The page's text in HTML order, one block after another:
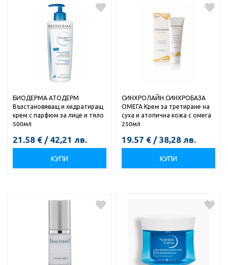
БИОДЕРМА АТОДЕРМ
Възстановяващ и хидратиращ
крем с парфюм за лице и тяло
500мл
21.58 € / 42,21 лв.
КУПИ
СИНХРОЛАЙН СИНХРОБАЗА
ОМЕГА Крем за третиране на
суха и атопична кожа с омега
250мл
19.57 € / 38,28 лв.
КУПИ